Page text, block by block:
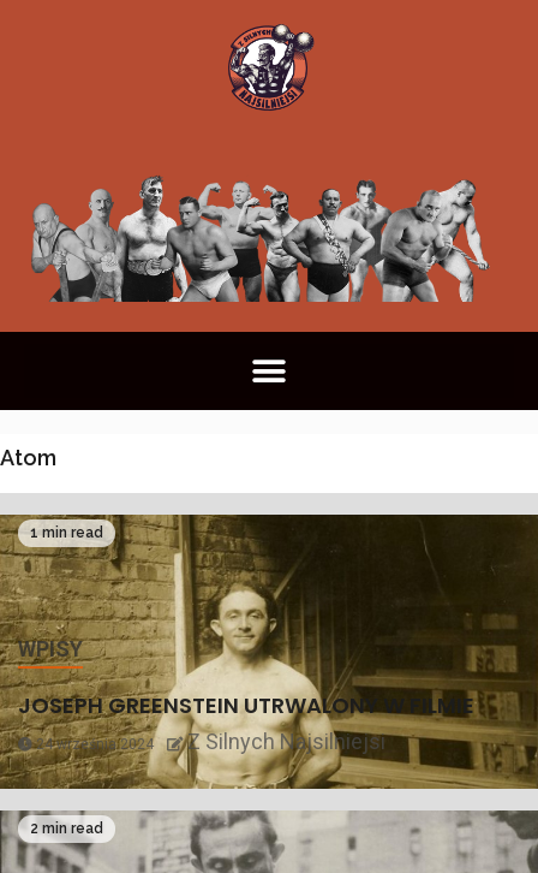
Atom
1 min read
WPISY
JOSEPH GREENSTEIN UTRWALONY W FILMIE
24 września 2024 Z Silnych Najsilniejsi
2 min read